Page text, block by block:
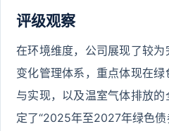
评级观察
在环境维度，公司展现了较
变化管理体系，重点体现在
与实现，以及温室气体排放
定了“2025年至2027年绿色